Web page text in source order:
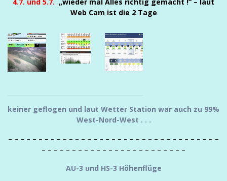
Web Cam ist die 2 Tage
keiner geflogen und laut Wetter Station war auch zu 99%
West-Nord-West . . .
– – – – – – – – – – – – – – – – – – – – – – – – – – – – – – – – – – –
– – – – – – – – – – – – – – – – – – – – – – – –
AU-3 und HS-3 Höhenflüge